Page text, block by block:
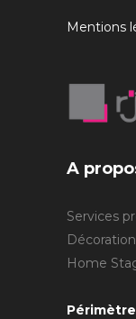
Mentions
A
Services
Home